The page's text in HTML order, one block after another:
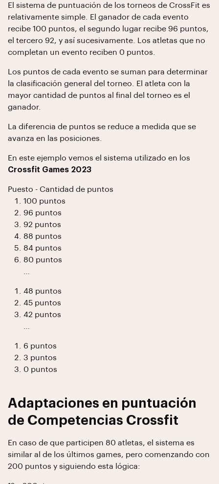
El sistema de puntuación de los torneos de CrossFit es
relativamente simple. El ganador de cada evento
recibe 100 puntos, el segundo lugar recibe 96 puntos,
el tercero 92, y así sucesivamente. Los atletas que no
completan un evento reciben 0 puntos.
Los puntos de cada evento se suman para determinar
la clasificación general del torneo. El atleta con la
mayor cantidad de puntos al final del torneo es el
ganador.
La diferencia de puntos se reduce a medida que se
avanza en las posiciones.
En este ejemplo vemos el sistema utilizado en los
Crossfit Games 2023
Puesto - Cantidad de puntos
100 puntos
96 puntos
92 puntos
88 puntos
84 puntos
80 puntos
48 puntos
45 puntos
42 puntos
6 puntos
3 puntos
0 puntos
Adaptaciones en puntuación
de Competencias Crossfit
En caso de que participen 80 atletas, el sistema es
similar al de los últimos games, pero comenzando con
200 puntos y siguiendo esta lógica: